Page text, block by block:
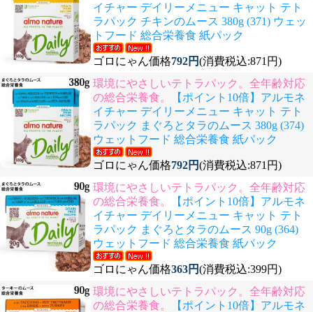
イチャー デイリーメニュー キャット テト
ラパック チキンのムース 380g (371) ウェッ
トフード 総合栄養食 紙パック
ゴロにゃん価格792円(消費税込:871円)
環境にやさしいテトラパック。全年齢対応
の総合栄養食。
【ポイント10倍】アルモネ
イチャー デイリーメニュー キャット テト
ラパック まぐろとタラのムース 380g (374)
ウェットフード 総合栄養食 紙パック
ゴロにゃん価格792円(消費税込:871円)
環境にやさしいテトラパック。全年齢対応
の総合栄養食。
【ポイント10倍】アルモネ
イチャー デイリーメニュー キャット テト
ラパック まぐろとタラのムース 90g (364)
ウェットフード 総合栄養食 紙パック
ゴロにゃん価格363円(消費税込:399円)
環境にやさしいテトラパック。全年齢対応
の総合栄養食。
【ポイント10倍】アルモネ